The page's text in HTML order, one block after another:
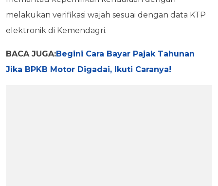
melakukan verifikasi wajah sesuai dengan data KTP
elektronik di Kemendagri.
BACA JUGA:Begini Cara Bayar Pajak Tahunan
Jika BPKB Motor Digadai, Ikuti Caranya!